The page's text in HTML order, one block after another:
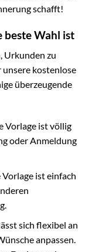
schafft!
beste Wahl ist
Urkunden zu
kostenlose
überzeugende
Vorlage ist völlig
oder Anmeldung
ist einfach
sich flexibel an
anpassen.